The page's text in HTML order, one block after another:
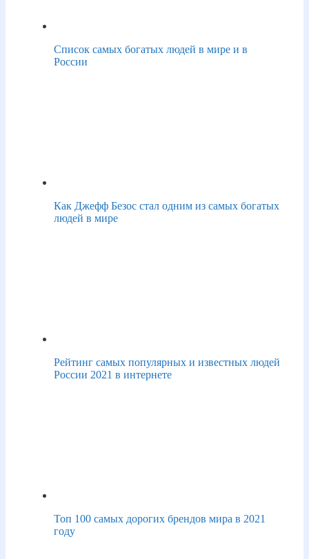
Список самых богатых людей в мире и в
России
Как Джефф Безос стал одним из самых богатых
людей в мире
Рейтинг самых популярных и известных людей
России 2021 в интернете
Топ 100 самых дорогих брендов мира в 2021
году